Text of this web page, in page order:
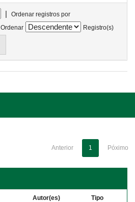
|
Ordenar registros por
Ordenar
Registro(s)
Anterior 1 Póximo
Autor(es) Tipo